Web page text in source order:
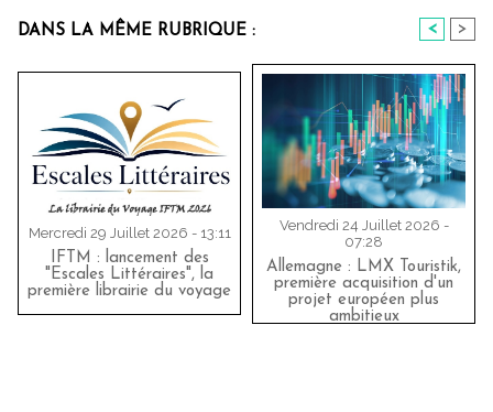
DANS LA MÊME RUBRIQUE : < >
Mercredi 29 Juillet 2026 - 13:11
IFTM : lancement des
"Escales Littéraires", la
première librairie du voyage
Vendredi 24 Juillet 2026 -
07:28
Allemagne : LMX Touristik,
première acquisition d'un
projet européen plus
ambitieux